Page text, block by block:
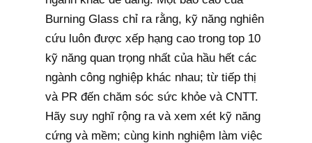
Burning Glass chỉ ra rằng, kỹ năng nghiên
cứu luôn được xếp hạng cao trong top 10
kỹ năng quan trọng nhất của hầu hết các
ngành công nghiệp khác nhau; từ tiếp thị
và PR đến chăm sóc sức khỏe và CNTT.
Hãy suy nghĩ rộng ra và xem xét kỹ năng
cứng và mềm; cùng kinh nghiệm làm việc